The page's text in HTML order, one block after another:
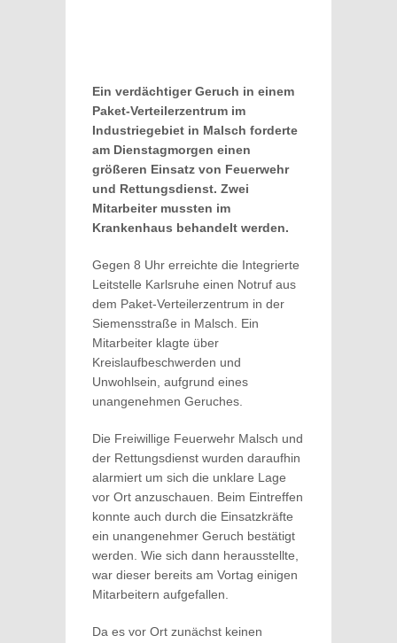
Ein verdächtiger Geruch in einem
Paket-Verteilerzentrum im
Industriegebiet in Malsch forderte
am Dienstagmorgen einen
größeren Einsatz von Feuerwehr
und Rettungsdienst. Zwei
Mitarbeiter mussten im
Krankenhaus behandelt werden.
Gegen 8 Uhr erreichte die Integrierte
Leitstelle Karlsruhe einen Notruf aus
dem Paket-Verteilerzentrum in der
Siemensstraße in Malsch. Ein
Mitarbeiter klagte über
Kreislaufbeschwerden und
Unwohlsein, aufgrund eines
unangenehmen Geruches.
Die Freiwillige Feuerwehr Malsch und
der Rettungsdienst wurden daraufhin
alarmiert um sich die unklare Lage
vor Ort anzuschauen. Beim Eintreffen
konnte auch durch die Einsatzkräfte
ein unangenehmer Geruch bestätigt
werden. Wie sich dann herausstellte,
war dieser bereits am Vortag einigen
Mitarbeitern aufgefallen.
Da es vor Ort zunächst keinen